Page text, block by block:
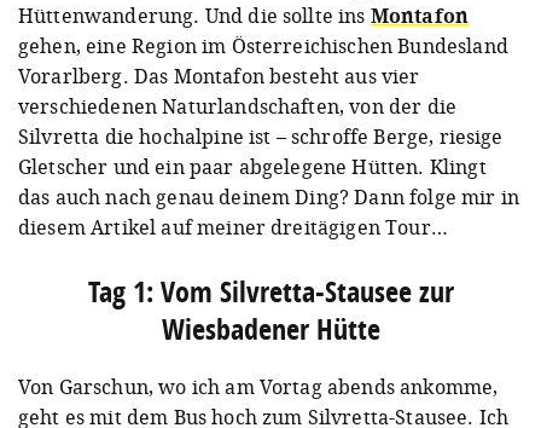
Hüttenwanderung. Und die sollte ins Montafon
gehen, eine Region im Österreichischen Bundesland
Vorarlberg. Das Montafon besteht aus vier
verschiedenen Naturlandschaften, von der die
Silvretta die hochalpine ist – schroffe Berge, riesige
Gletscher und ein paar abgelegene Hütten. Klingt
das auch nach genau deinem Ding? Dann folge mir in
diesem Artikel auf meiner dreitägigen Tour…
Tag 1: Vom Silvretta-Stausee zur
Wiesbadener Hütte
Von Garschun, wo ich am Vortag abends ankomme,
geht es mit dem Bus hoch zum Silvretta-Stausee. Ich